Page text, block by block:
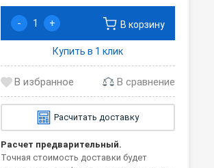
- + В корзину
Купить в 1 клик
В сравнение
Расчитать доставку
Расчет предварительный.
Точная стоимость доставки будет